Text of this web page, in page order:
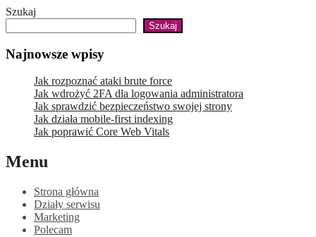
Skip
content
Szukaj
Szukaj
Najnowsze wpisy
Jak rozpoznać ataki brute force
Jak wdrożyć 2FA dla logowania administratora
Jak sprawdzić bezpieczeństwo swojej strony
Jak działa mobile-first indexing
Jak poprawić Core Web Vitals
Menu
Strona główna
Działy serwisu
Marketing
Polecam